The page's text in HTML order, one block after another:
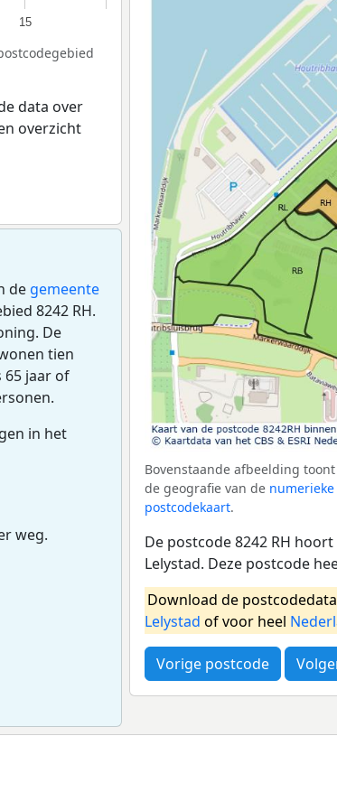
15
data over
overzicht
de gemeente
8242 RH.
De
tien
65 jaar of
in het
weg.
Bovenstaande afbeelding
de geografie van de numerieke
postcodekaart.
De postcode 8242 RH
Lelystad. Deze postcode
Download de
Lelystad of voor heel
Vorige postcode